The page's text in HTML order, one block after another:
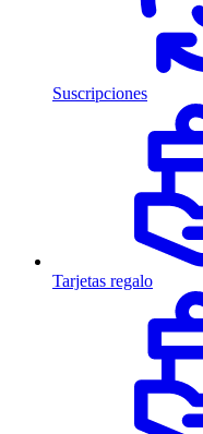
Suscripciones
Tarjetas regalo